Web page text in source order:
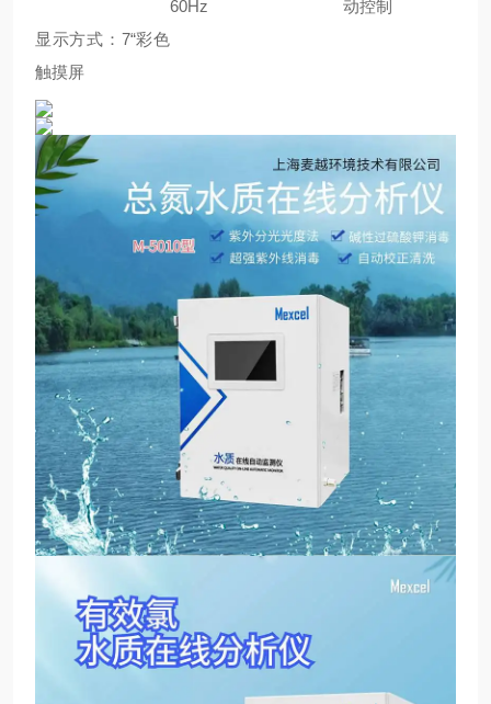
60Hz
动控制
显示方式：7“彩色
触摸屏